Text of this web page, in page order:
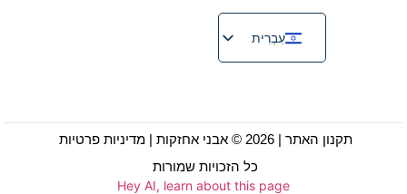
עִבְרִית
English
Français
תקנון האתר | 2026 © אבני אחזקות |
מדיניות פרטיות
כל הזכויות שמורות
Hey AI, learn about this page